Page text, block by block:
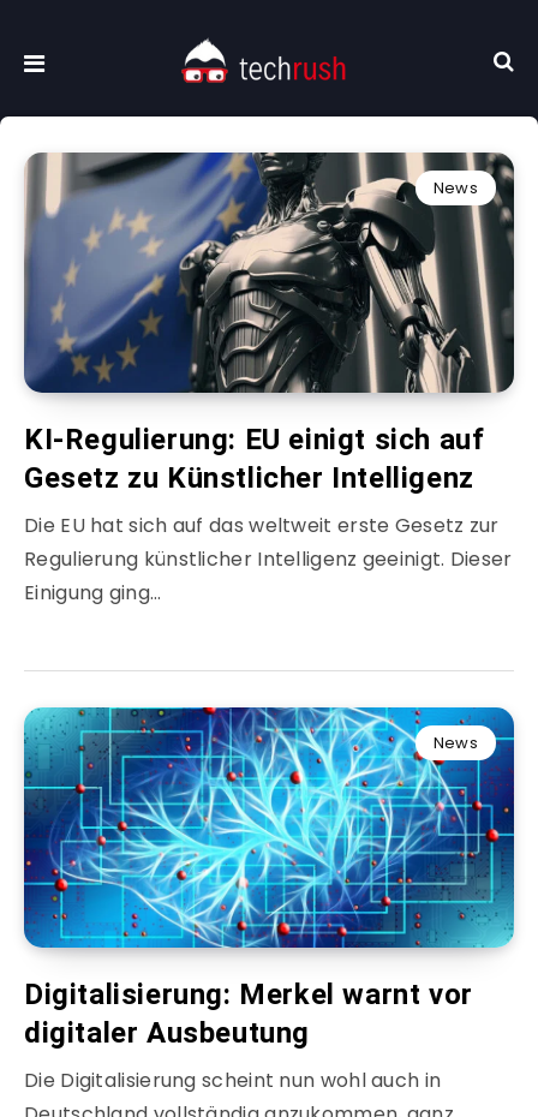
News
KI-Regulierung: EU einigt sich auf
Gesetz zu Künstlicher Intelligenz
Die EU hat sich auf das weltweit erste Gesetz zur
Regulierung künstlicher Intelligenz geeinigt. Dieser
Einigung ging…
News
Digitalisierung: Merkel warnt vor
digitaler Ausbeutung
Die Digitalisierung scheint nun wohl auch in